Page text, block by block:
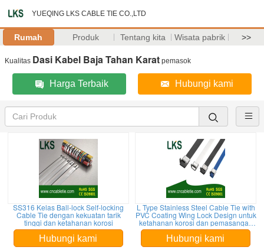
YUEQING LKS CABLE TIE CO.,LTD
Rumah Produk Tentang kita Wisata pabrik >>
Kualitas Dasi Kabel Baja Tahan Karat pemasok
Harga Terbaik Hubungi kami
SS316 Kelas Ball-lock Self-locking
Cable Tie dengan kekuatan tarik
tinggi dan ketahanan korosi
Hubungi kami
L Type Stainless Steel Cable Tie with
PVC Coating Wing Lock Design untuk
ketahanan korosi dan pemasangan
cepat yang mudah
Hubungi kami